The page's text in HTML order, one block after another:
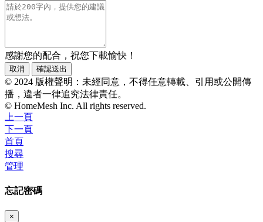
感謝您的配合，祝您下載愉快！
取消 確認送出
© 2024 版權聲明：未經同意，不得任意轉載、引用或公開傳
播，違者一律追究法律責任。
© HomeMesh Inc. All rights reserved.
上一頁
下一頁
首頁
搜尋
管理
忘記密碼
×